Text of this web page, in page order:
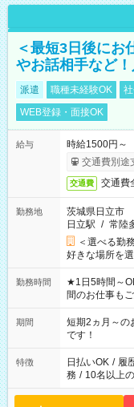
＜最短3日後にお
やお話相手など
派遣 職種未経験OK
WEB登録・面接OK
給与
時給1500円～
交通費別途
交通費 交通費
勤務地
茨城県日立市
日立駅 / 常陸
＜選べる勤
好きな場所を選
勤務時間
★1日5時間～
間のお仕事も
家庭の都合で
※週最低15時
期間
短期2ヵ月～
です！
特徴 日払いOK / 履
務 / 10名以上